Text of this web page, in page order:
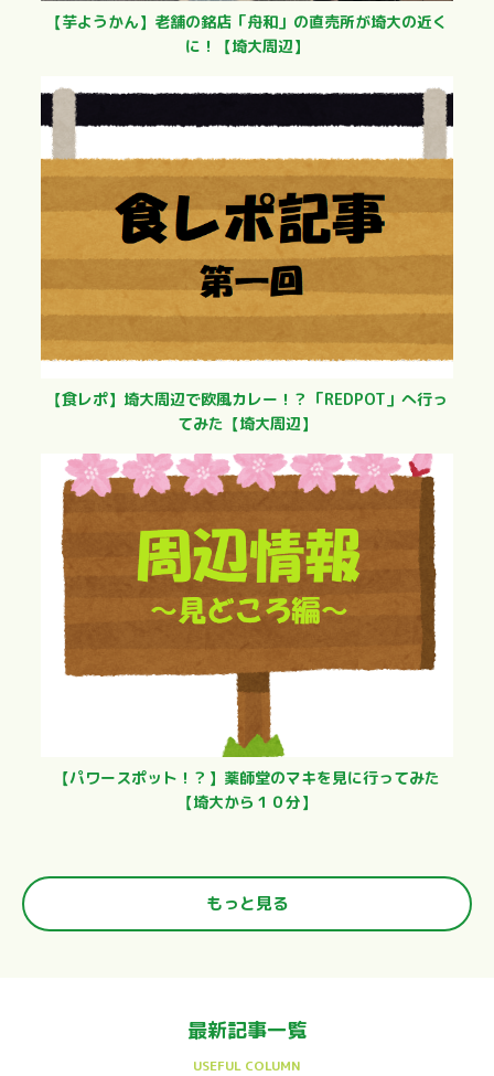
【芋ようかん】老舗の銘店「舟和」の直売所が埼大の近く
に！【埼大周辺】
【食レポ】埼大周辺で欧風カレー！？「REDPOT」へ行っ
てみた【埼大周辺】
【パワースポット！？】薬師堂のマキを見に行ってみた
【埼大から１０分】
もっと見る
最新記事一覧